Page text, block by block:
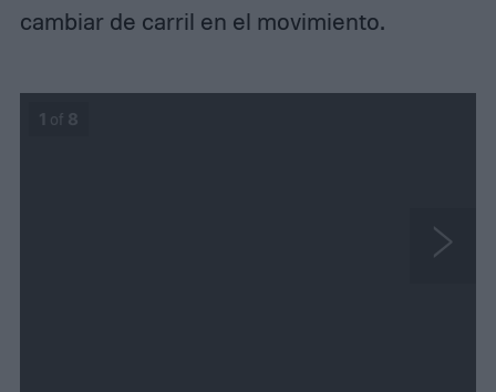
cambiar de carril en el movimiento.
1 of 8